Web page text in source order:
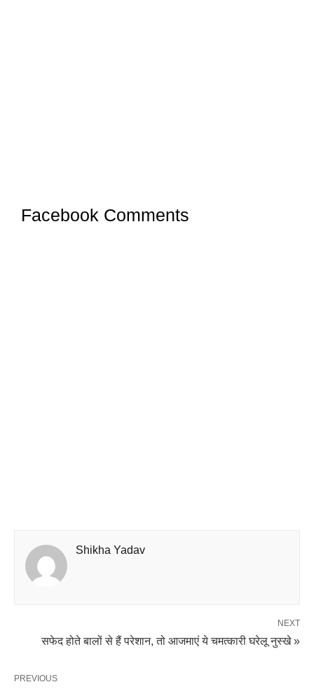
Facebook Comments
Shikha Yadav
NEXT
सफेद होते बालों से हैं परेशान, तो आजमाएं ये चमत्कारी घरेलू नुस्खे »
PREVIOUS